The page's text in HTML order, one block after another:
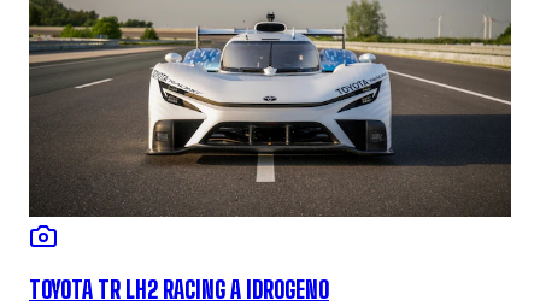
TOYOTA TR LH2 RACING A IDROGENO